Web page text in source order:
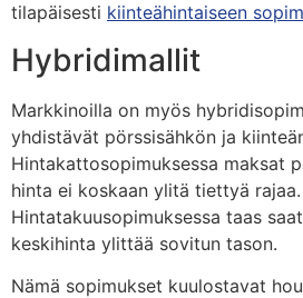
tilapäisesti kiinteähintaiseen
Hybridimallit
Markkinoilla on myös
yhdistävät pörssisähkön ja
Hintakattosopimuksessa maksat
hinta ei koskaan ylitä tiettyä rajaa.
Hintatakuusopimuksessa taas
keskihinta ylittää sovitun tason.
Nämä sopimukset kuulostavat